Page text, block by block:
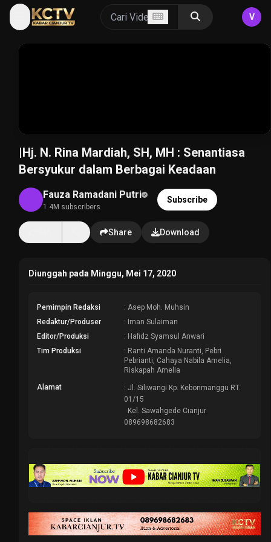
V
|Hj. N. Rina Mardiah, SH, MH : Senantiasa
Bersyukur dalam Berbagai Keadaan
Fauza Ramadani Putri
1.4M subscribers
Subscribe
Share Download
Diunggah pada Minggu, Mei 17, 2020
Pemimpin Redaksi
: Asep Moh. Muhsin
Redaktur/Produser
: Iman Sulaiman
Editor/Produksi
: Hafidz Syamsul Anwari
Tim Produksi
: Ranti Amanda Nuranti, Pebri
Pebrianti, Cahaya Nabila Amelia,
Riskapah Amelia
Alamat
: Jl. Siliwangi Kp. Kebonmanggu RT.
01/15
Kel. Sawahgede Cianjur
089698682683